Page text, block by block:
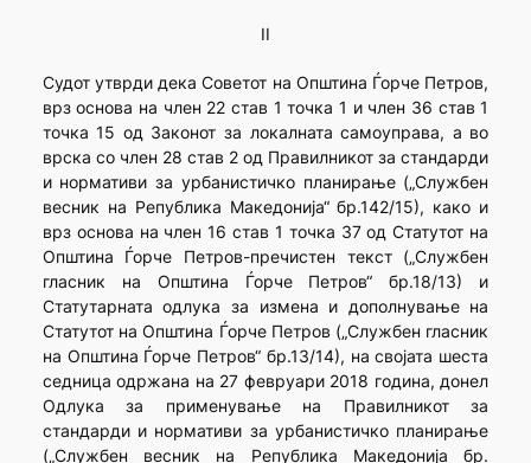
II
Судот утврди дека Советот на Општина Ѓорче Петров,
врз основа на член 22 став 1 точка 1 и член 36 став 1
точка 15 од Законот за локалната самоуправа, а во
врска со член 28 став 2 од Правилникот за стандарди
и нормативи за урбанистичко планирање („Службен
весник на Република Македонија“ бр.142/15), како и
врз основа на член 16 став 1 точка 37 од Статутот на
Општина Ѓорче Петров-пречистен текст („Службен
гласник на Општина Ѓорче Петров“ бр.18/13) и
Статутарната одлука за измена и дополнување на
Статутот на Општина Ѓорче Петров („Службен гласник
на Општина Ѓорче Петров“ бр.13/14), на својата шеста
седница одржана на 27 февруари 2018 година, донел
Одлука за применување на Правилникот за
стандарди и нормативи за урбанистичко планирање
(„Службен весник на Република Македонија бр.